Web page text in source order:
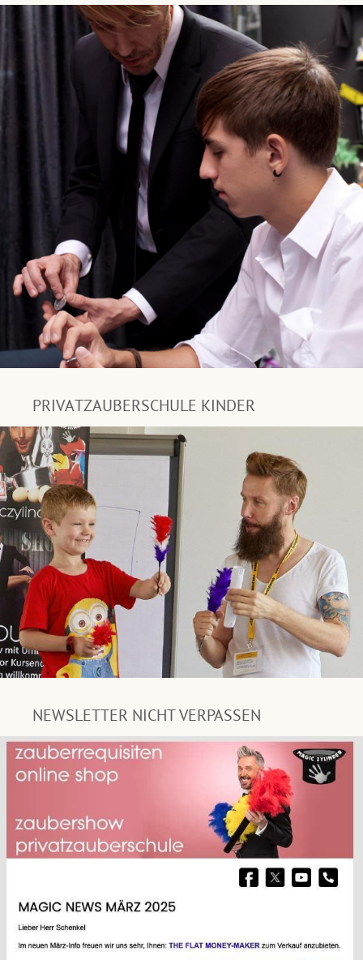
PRIVATZAUBERSCHULE KINDER
NEWSLETTER NICHT VERPASSEN